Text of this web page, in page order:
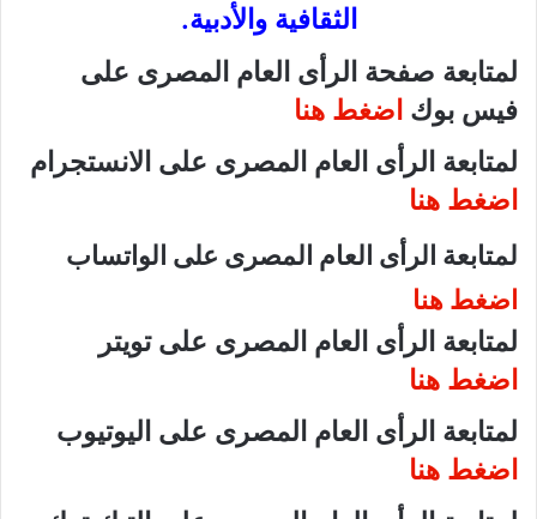
الثقافية والأدبية.
لمتابعة صفحة الرأى العام المصرى على
فيس بوك اضغط هنا
لمتابعة الرأى العام المصرى على الانستجرام
اضغط هنا
لمتابعة الرأى العام المصرى على الواتساب
اضغط هنا
لمتابعة الرأى العام المصرى على تويتر
اضغط هنا
لمتابعة الرأى العام المصرى على اليوتيوب
اضغط هنا